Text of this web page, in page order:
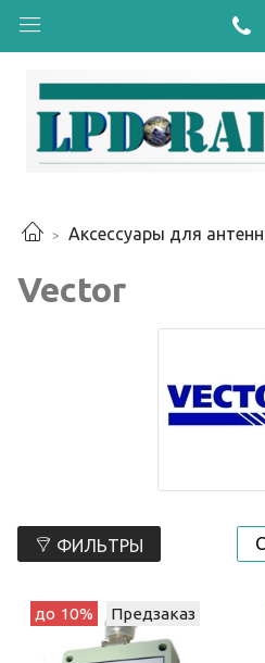
Аксессуары для антенн
Vector
ФИЛЬТРЫ
до 10% Предзаказ